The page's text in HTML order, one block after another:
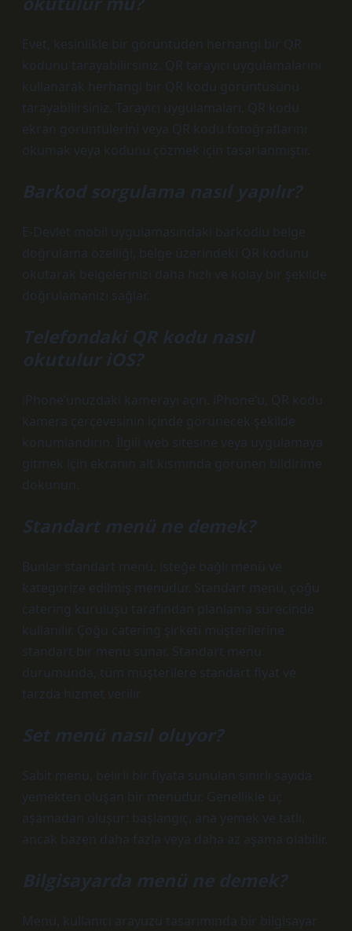
Evet, kesinlikle bir görüntüden herhangi bir QR
kodunu tarayabilirsiniz. QR tarayıcı uygulamalarını
kullanarak herhangi bir QR kodu görüntüsünü
tarayabilirsiniz. Tarayıcı uygulamaları, QR kodu
ekran görüntülerini veya QR kodu fotoğraflarını
okumak veya kodunu çözmek için tasarlanmıştır.
Barkod sorgulama nasıl yapılır?
E-Devlet mobil uygulamasındaki barkodlu belge
doğrulama özelliği, belge üzerindeki QR kodunu
okutarak belgelerinizi daha hızlı ve kolay bir şekilde
doğrulamanızı sağlar.
Telefondaki QR kodu nasıl
okutulur iOS?
iPhone’unuzdaki kamerayı açın. iPhone’u, QR kodu
kamera çerçevesinin içinde görünecek şekilde
konumlandırın. İlgili web sitesine veya uygulamaya
gitmek için ekranın alt kısmında görünen bildirime
dokunun.
Standart menü ne demek?
Bunlar standart menü, isteğe bağlı menü ve
kategorize edilmiş menüdür. Standart menü, çoğu
catering kuruluşu tarafından planlama sürecinde
kullanılır. Çoğu catering şirketi müşterilerine
standart bir menü sunar. Standart menü
durumunda, tüm müşterilere standart fiyat ve
tarzda hizmet verilir.
Set menü nasıl oluyor?
Sabit menü, belirli bir fiyata sunulan sınırlı sayıda
yemekten oluşan bir menüdür. Genellikle üç
aşamadan oluşur: başlangıç, ana yemek ve tatlı,
ancak bazen daha fazla veya daha az aşama olabilir.
Bilgisayarda menü ne demek?
Menü, kullanıcı arayüzü tasarımında bir bilgisayar